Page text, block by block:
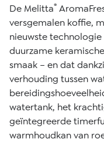
De Melitta®
versgemalen koffie,
nieuwste
duurzame
smaak – en dat
verhouding tussen
watertank, het
geïntegreerde
warmhoudkan van